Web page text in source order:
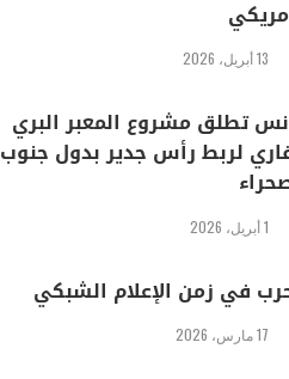
13 أبريل، 2026
تطلق مشروع المعبر البري
لربط رأس جدير بدول جنوب
1 أبريل، 2026
في زمن الإعلام الشبكي
17 مارس، 2026